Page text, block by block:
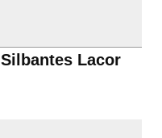
Silbantes Lacor